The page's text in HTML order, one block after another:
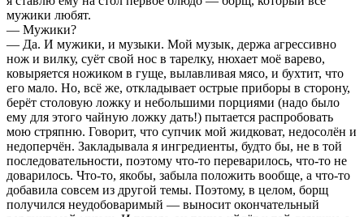
мужики любят.
— Мужики?
— Да. И мужики, и музыки. Мой музык, держа агрессивно
нож и вилку, суёт свой нос в тарелку, нюхает моё варево,
ковыряется ножиком в гуще, вылавливая мясо, и бухтит, что
его мало. Но, всё же, откладывает острые приборы в сторону,
берёт столовую ложку и небольшими порциями (надо было
ему для этого чайную ложку дать!) пытается распробовать
мою стряпню. Говорит, что супчик мой жидковат, недосолён и
недоперчён. Закладывала я ингредиенты, будто бы, не в той
последовательности, поэтому что-то переварилось, что-то не
доварилось. Что-то, якобы, забыла положить вообще, а что-то
добавила совсем из другой темы. Поэтому, в целом, борщ
получился неудобоваримый — выносит окончательный